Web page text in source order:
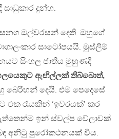
දුන්හ.
ඔල්වරසන් දෙති. ඔහුගේ
සාටෝපයයි. මුස්ලිම්
සිංහල ජාතිය මුහුණදී
ඇඟිල්ලක් තිබ්බොත්,
බෙරිහන් දෙයි. එම පෙදෙසේ
රැයකින් ‘ඉවරයක්’ කර
ඉන් ස්වල්ප වේලාවක්
අනිටු පුරෝකථනයක් විය.